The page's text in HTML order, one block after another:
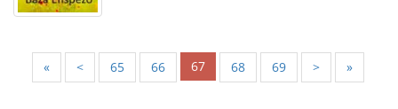
« < 65 66 67 68 69 > »